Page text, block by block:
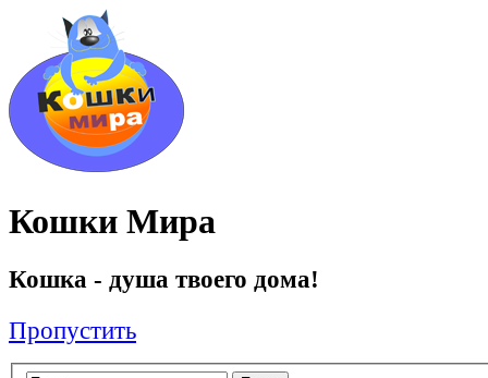
Кошки Мира
Кошка - душа твоего дома!
Пропустить